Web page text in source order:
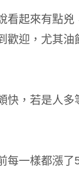
看起來有點
歡迎，尤其油
快，若是人多
每一樣都漲